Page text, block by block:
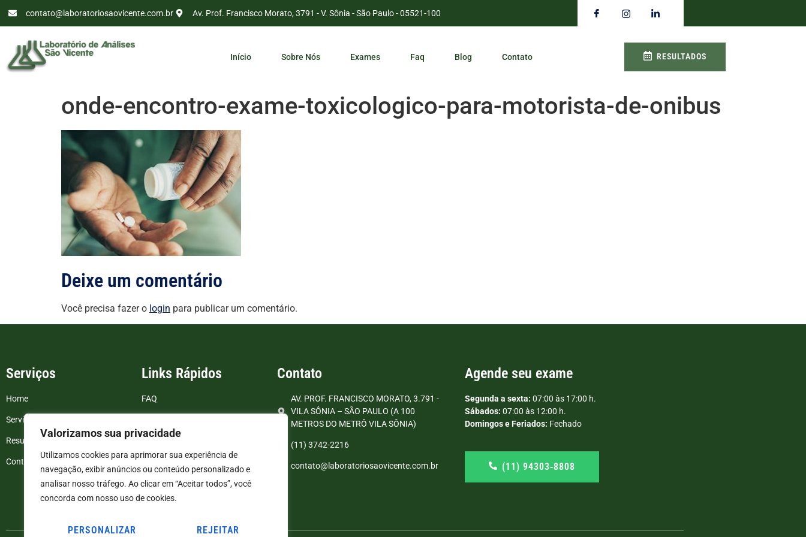
Valorizamos sua privacidade
Utilizamos cookies para aprimorar sua experiência de
navegação, exibir anúncios ou conteúdo personalizado e
analisar nosso tráfego. Ao clicar em “Aceitar todos”, você
concorda com nosso uso de cookies.
PERSONALIZAR REJEITAR
contato@laboratoriosaovicente.com.br Av. Prof. Francisco Morato, 3791 - V. Sônia - São Paulo - 05521-100
Início Sobre Nós Exames Faq Blog Contato RESULTADOS
onde-encontro-exame-toxicologico-para-motorista-de-onibus
Deixe um comentário
Você precisa fazer o login para publicar um comentário.
Serviços
Home
Serviços
Resultados de exames
Contato
Links Rápidos
FAQ
Termos e Condições
Contato
AV. PROF. FRANCISCO MORATO, 3.791 -
VILA SÔNIA – SÃO PAULO (A 100
METROS DO METRÔ VILA SÔNIA)
(11) 3742-2216
contato@laboratoriosaovicente.com.br
Agende seu exame
Segunda a sexta: 07:00 às 17:00 h.
Sábados: 07:00 às 12:00 h.
Domingos e Feriados: Fechado
(11) 94303‑8808